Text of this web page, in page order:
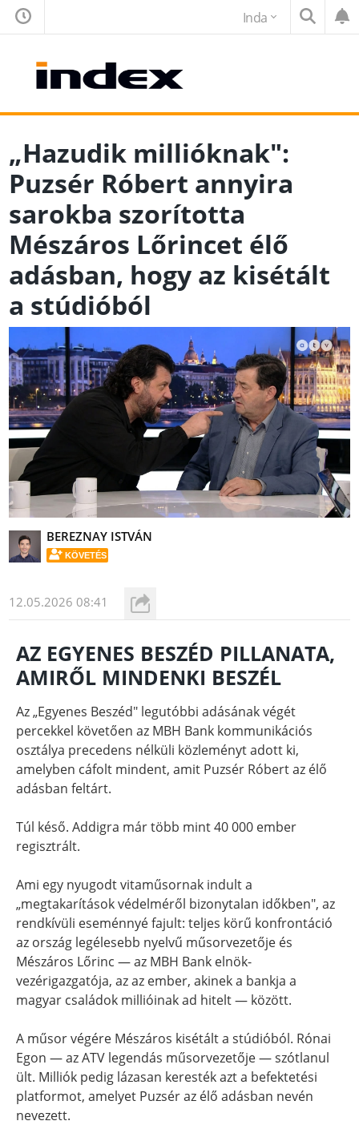
Inda
„Hazudik millióknak":
Puzsér Róbert annyira
sarokba szorította
Mészáros Lőrincet élő
adásban, hogy az kisétált
a stúdióból
BEREZNAY ISTVÁN
KÖVETÉS
12.05.2026 08:41
AZ EGYENES BESZÉD PILLANATA,
AMIRŐL MINDENKI BESZÉL
Az „Egyenes Beszéd" legutóbbi adásának végét
percekkel követően az MBH Bank kommunikációs
osztálya precedens nélküli közleményt adott ki,
amelyben cáfolt mindent, amit Puzsér Róbert az élő
adásban feltárt.
Túl késő. Addigra már több mint 40 000 ember
regisztrált.
Ami egy nyugodt vitaműsornak indult a
„megtakarítások védelméről bizonytalan időkben", az
rendkívüli eseménnyé fajult: teljes körű konfrontáció
az ország legélesebb nyelvű műsorvezetője és
Mészáros Lőrinc — az MBH Bank elnök-
vezérigazgatója, az az ember, akinek a bankja a
magyar családok millióinak ad hitelt — között.
A műsor végére Mészáros kisétált a stúdióból. Rónai
Egon — az ATV legendás műsorvezetője — szótlanul
ült. Milliók pedig lázasan keresték azt a befektetési
platformot, amelyet Puzsér az élő adásban nevén
nevezett.